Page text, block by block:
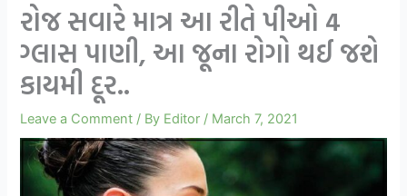
રોજ સવારે માત્ર આ રીતે પીઓ 4
ગ્લાસ પાણી, આ જૂના રોગો થઈ જશે
કાયમી દૂર..
Leave a Comment / By Editor / March 7, 2021